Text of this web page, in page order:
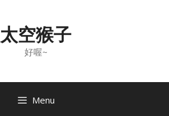
太空猴子
好喔~
Menu